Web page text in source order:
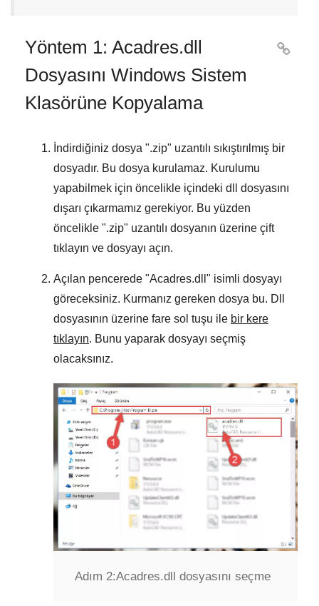
Yöntem 1: Acadres.dll
Dosyasını Windows Sistem
Klasörüne Kopyalama

İndirdiğiniz dosya ".zip" uzantılı sıkıştırılmış bir
dosyadır. Bu dosya kurulamaz. Kurulumu
yapabilmek için öncelikle içindeki dll dosyasını
dışarı çıkarmamız gerekiyor. Bu yüzden
öncelikle ".zip" uzantılı dosyanın üzerine çift
tıklayın ve dosyayı açın.
Açılan pencerede "Acadres.dll " isimli dosyayı
göreceksiniz. Kurmanız gereken dosya bu. Dll
dosyasının üzerine fare sol tuşu ile bir kere
tıklayın. Bunu yaparak dosyayı seçmiş
olacaksınız.
Adım 2:Acadres.dll dosyasını seçme